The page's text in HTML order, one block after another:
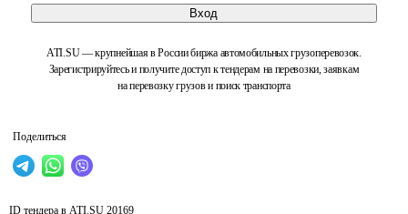
Вход
ATI.SU — крупнейшая в России биржа автомобильных грузоперевозок.
Зарегистрируйтесь и получите доступ к тендерам на перевозки, заявкам
на перевозку грузов и поиск транспорта
Поделиться
ID тендера в ATI.SU 20169